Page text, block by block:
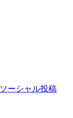
ーシャル投稿